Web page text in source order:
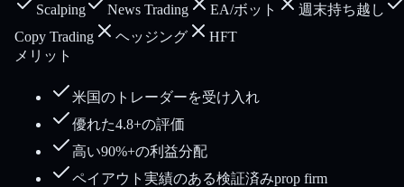
Scalping
News Trading EA/ボット
週末持ち越し
Copy Trading
ヘッジング
HFT
メリット
米国のトレーダーを受け入れ
優れた4.8+の評価
高い90%+の利益分配
ペイアウト実績のある検証済みprop firm